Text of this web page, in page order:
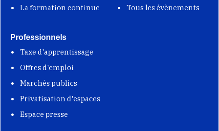
La formation continue
Tous les évènements
Professionnels
Taxe d'apprentissage
Offres d'emploi
Marchés publics
Privatisation d'espaces
Espace presse